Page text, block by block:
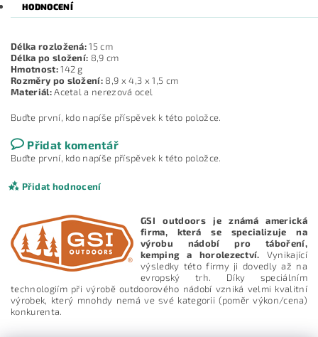
HODNOCENÍ
Délka rozložená:15 cm
Délka po složení: 8,9 cm
Hmotnost:142 g
Rozměry po složení: 8,9 x 4,3 x 1,5 cm
Materiál:Acetal a nerezová ocel
Buďte první, kdo napíše příspěvek k této položce.
Přidat komentář
Buďte první, kdo napíše příspěvek k této položce.
Přidat hodnocení
GSI outdoors je známá americká
firma, která se specializuje na
výrobu nádobí pro táboření,
kemping a horolezectví. Vynikající
výsledky této firmy ji dovedly až na
evropský trh. Díky speciálním
technologiím při výrobě outdoorového nádobí vzniká velmi kvalitní
výrobek, který mnohdy nemá ve své kategorii (poměr výkon/cena)
konkurenta.